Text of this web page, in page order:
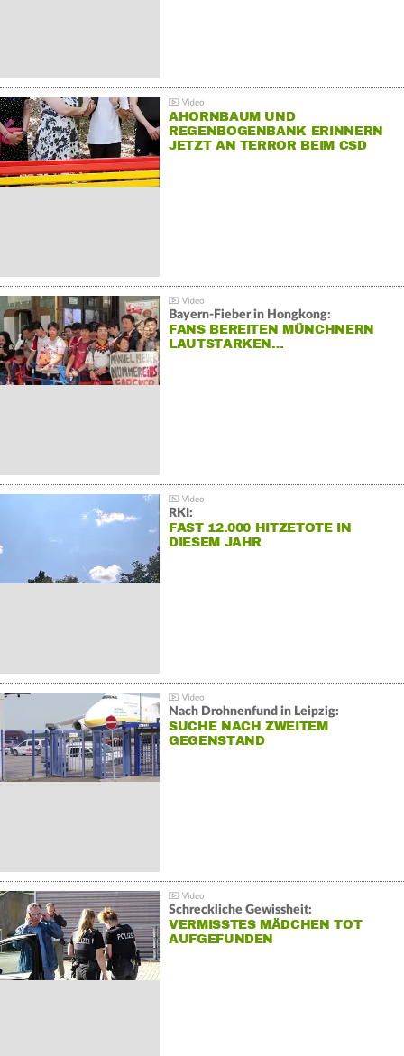
AHORNBAUM UND
REGENBOGENBANK ERINNERN
JETZT AN TERROR BEIM CSD
Bayern-Fieber in Hongkong:
FANS BEREITEN MÜNCHNERN
LAUTSTARKEN…
RKI:
FAST 12.000 HITZETOTE IN
DIESEM JAHR
Nach Drohnenfund in Leipzig:
SUCHE NACH ZWEITEM
GEGENSTAND
Schreckliche Gewissheit:
VERMISSTES MÄDCHEN TOT
AUFGEFUNDEN